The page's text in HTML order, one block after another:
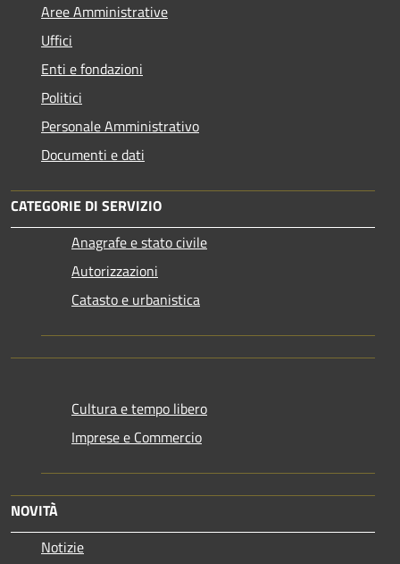
Aree Amministrative
Uffici
Enti e fondazioni
Politici
Personale Amministrativo
Documenti e dati
CATEGORIE DI SERVIZIO
Anagrafe e stato civile
Autorizzazioni
Catasto e urbanistica
Cultura e tempo libero
Imprese e Commercio
NOVITÀ
Notizie